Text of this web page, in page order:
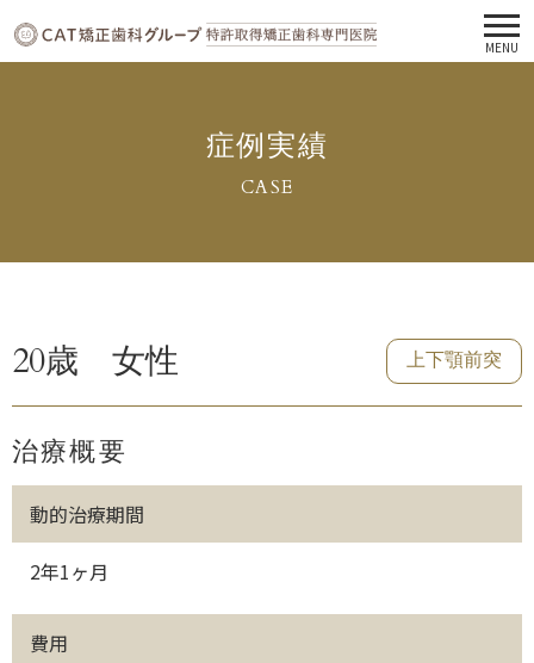
MENU
症例実績
CASE
上下顎前突
20歳 女性
治療概要
動的治療期間
2年1ヶ月
費用